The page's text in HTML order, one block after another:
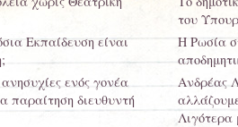
Εκπαίδευση είναι
ενός γονέα
παραίτηση διευθυντή
του
Η Ρωσία
Ανδρέας
Λιγότερα